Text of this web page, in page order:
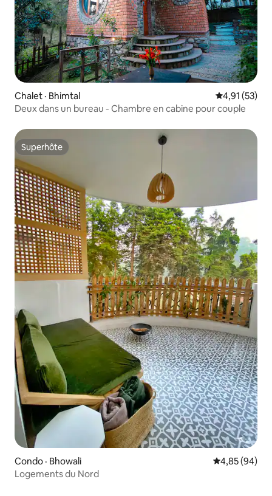
Chalet · Bhimtal Note
4,91 (53)
Deux dans un bureau - Chambre en cabine pour couple
Superhôte
Superhôte
Condo · Bhowali Note
4,85 (94)
Logements du Nord